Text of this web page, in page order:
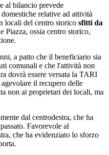
al bilancio prevede
relative ad attività
locali del centro storico sfitti da
Piazza, ossia centro storico,
a patto che il beneficiario sia
comunali e che l'attività non
dovrà essere versata la TARI
il recupero delle
non ai proprietari dei locali, ma
dal centrodestra, che ha
Favorevole al
che ha evidenziato lo sforzo